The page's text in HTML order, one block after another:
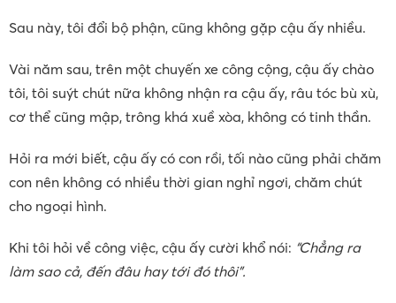
Sau này, tôi đổi bộ phận, cũng không gặp cậu ấy nhiều.
Vài năm sau, trên một chuyến xe công cộng, cậu ấy chào
tôi, tôi suýt chút nữa không nhận ra cậu ấy, râu tóc bù xù,
cơ thể cũng mập, trông khá xuề xòa, không có tinh thần.
Hỏi ra mới biết, cậu ấy có con rồi, tối nào cũng phải chăm
con nên không có nhiều thời gian nghỉ ngơi, chăm chút
cho ngoại hình.
Khi tôi hỏi về công việc, cậu ấy cười khổ nói: “Chẳng ra
làm sao cả, đến đâu hay tới đó thôi”.